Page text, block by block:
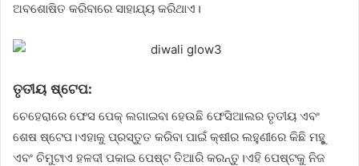
ଅବଶୋଷିତ କରିବାରେ ସାହାଯ୍ୟ କରିଥାଏ।
ତୃତୀୟ ଷ୍ଟେପ:
ଚେହେରାରେ ଫେସ ପେକ୍‌ ଲଗାଇବା ହେଉଛି ଫେସିଆଲର ତୃତୀୟ ଏବଂ
ଶେଷ ଷ୍ଟେପ।ଏହାକୁ ପ୍ରସ୍ତୁତ କରିବା ପାଇଁ କ୍ଷୀର ଲହୁଣୀରେ କିଛି ମହୁୁ
ଏବଂ ଚିମୁଟାଏ ହଳଦୀ ପକାଇ ପେଷ୍ଟ ତିଆରି କରନ୍ତୁ।ଏହି ପେଷ୍ଟକୁ ନିଜ